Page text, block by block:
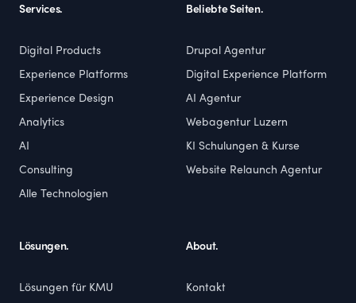
Services.
Digital Products
Experience Platforms
Experience Design
Analytics
AI
Consulting
Alle Technologien
Beliebte Seiten.
Drupal Agentur
Digital Experience Platform
AI Agentur
Webagentur Luzern
KI Schulungen & Kurse
Website Relaunch Agentur
Lösungen.
Lösungen für KMU
About.
Kontakt